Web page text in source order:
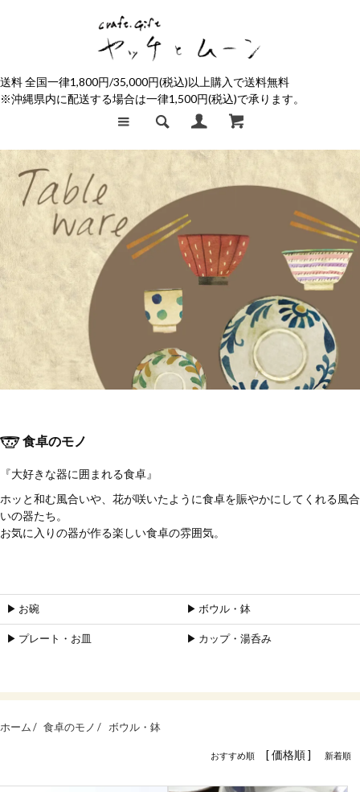
送料 全国一律1,800円/35,000円(税込)以上購入で送料無料
※沖縄県内に配送する場合は一律1,500円(税込)で承ります。
食卓のモノ
『大好きな器に囲まれる食卓』
ホッと和む風合いや、花が咲いたように食卓を賑やかにしてくれる風合
いの器たち。
お気に入りの器が作る楽しい食卓の雰囲気。
▶︎ お碗 ▶︎ ボウル・鉢
▶︎ プレート・お皿 ▶︎ カップ・湯呑み
ホーム / 食卓のモノ / ボウル・鉢
おすすめ順 [ 価格順 ] 新着順